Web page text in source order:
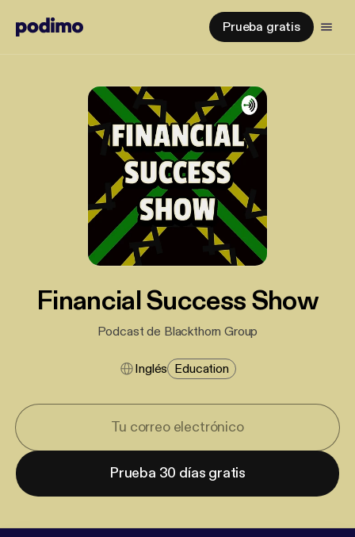
Prueba gratis
Financial Success Show
Podcast de Blackthorn Group
Inglés Education
Prueba 30 días gratis